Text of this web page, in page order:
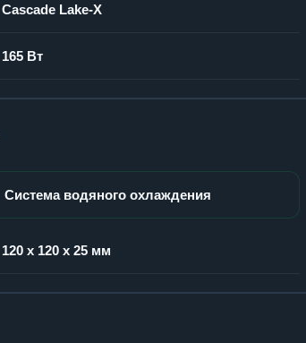
Cascade Lake-X
165 Вт
Система водяного охлаждения
120 x 120 x 25 мм